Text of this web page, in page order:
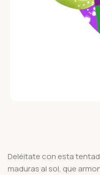
Deléitate con esta
maduras al sol, que